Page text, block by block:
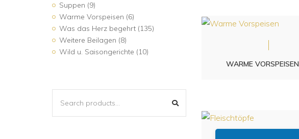
WARME VORSPEISEN
Suppen (9)
Warme Vorspeisen (6)
Was das Herz begehrt (135)
Weitere Beilagen (8)
Wild u. Saisongerichte (10)
FOR:
SEARCH